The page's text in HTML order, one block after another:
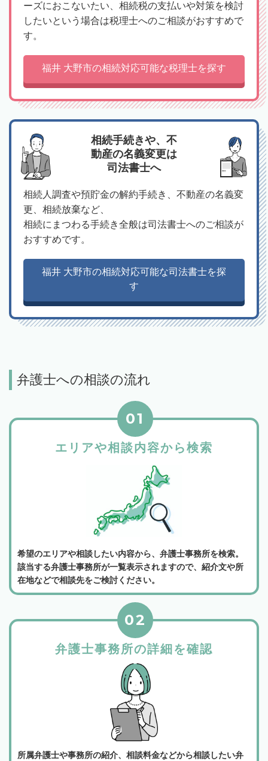
ーズにおこないたい、相続税の支払いや対策を検討
したいという場合は税理士へのご相談がおすすめで
す。
福井 大野市の相続対応可能な税理士を探す
相続手続きや、不
動産の名義変更は
司法書士へ
相続人調査や預貯金の解約手続き、不動産の名義変
更、相続放棄など、
相続にまつわる手続き全般は司法書士へのご相談が
おすすめです。
福井 大野市の相続対応可能な司法書士を探
す
弁護士への相談の流れ
エリアや相談内容から検索
01
希望のエリアや相談したい内容から、弁護士事務所を検索。
該当する弁護士事務所が一覧表示されますので、紹介文や所
在地などで相談先をご検討ください。
弁護士事務所の詳細を確認
02
所属弁護士や事務所の紹介、相談料金などから相談したい弁